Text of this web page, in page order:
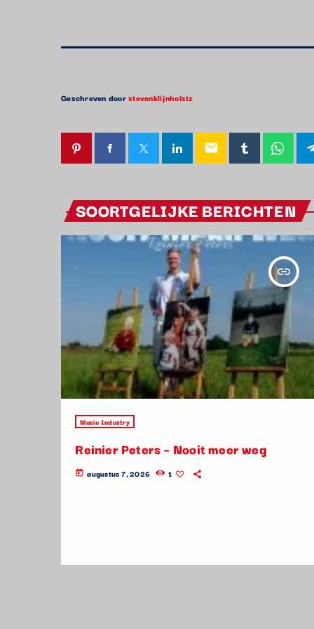
Geschreven doorstevenklijnholstz
email
SOORTGELIJKE BERICHTEN
insert_link
Music Industry
Reinier Peters – Nooit meer weg
today augustus 7, 2026 1